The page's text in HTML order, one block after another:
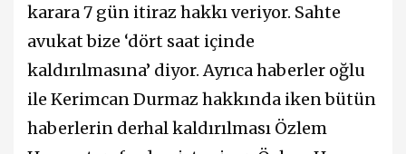
karara 7 gün itiraz hakkı veriyor. Sahte
avukat bize ‘dört saat içinde
kaldırılmasına’ diyor. Ayrıca haberler oğlu
ile Kerimcan Durmaz hakkında iken bütün
haberlerin derhal kaldırılması Özlem